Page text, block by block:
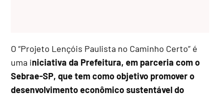
O “Projeto Lençóis Paulista no Caminho Certo” é
uma iniciativa da Prefeitura, em parceria com o
Sebrae-SP, que tem como objetivo promover o
desenvolvimento econômico sustentável do